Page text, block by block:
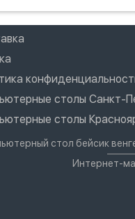
столы Санкт-
столы
стол бейсик
Интернет-